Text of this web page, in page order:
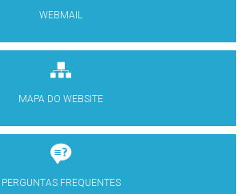
WEBMAIL
MAPA DO WEBSITE
PERGUNTAS FREQUENTES